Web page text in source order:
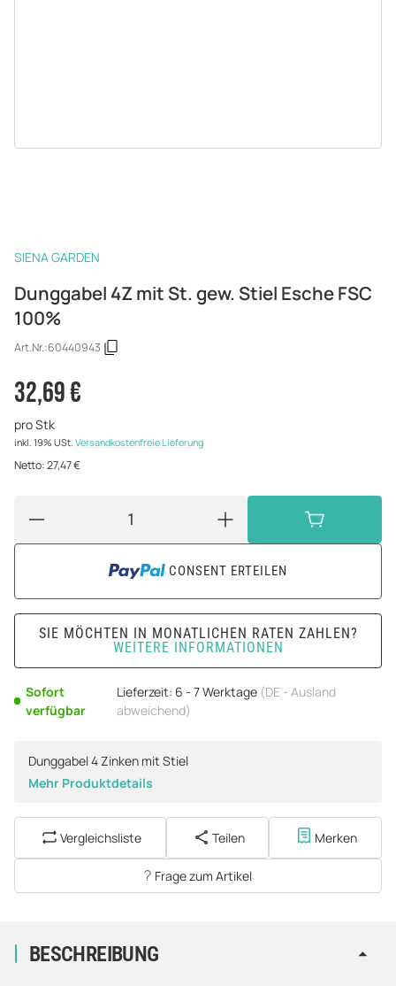
SIENA GARDEN
Dunggabel 4Z mit St. gew. Stiel Esche FSC
100%
Art.Nr.:60440943
32,69 €
pro Stk
inkl. 19% USt. Versandkostenfreie Lieferung
Netto:27,47 €
CONSENT ERTEILEN
SIE MÖCHTEN IN MONATLICHEN RATEN ZAHLEN?
WEITERE INFORMATIONEN
Sofort
verfügbar
Lieferzeit: 6 - 7 Werktage (DE - Ausland
abweichend)
Dunggabel 4 Zinken mit Stiel
Mehr Produktdetails
Vergleichsliste Teilen Merken
Frage zum Artikel
BESCHREIBUNG